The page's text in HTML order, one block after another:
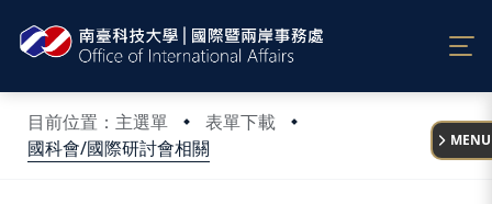
目前位置：主選單
表單下載
國科會/國際研討會相關
:::
MENU